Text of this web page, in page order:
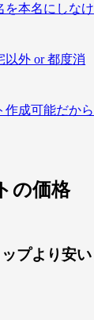
を本名にしなけ
以外 or 都度消
作成可能だから
の価格
プより安い